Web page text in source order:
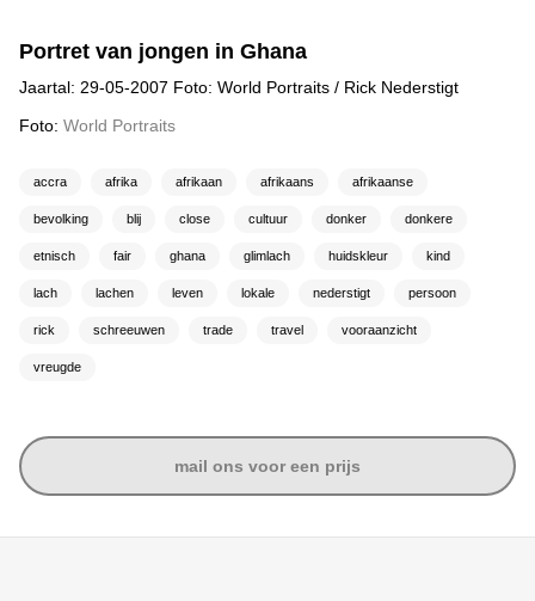
Portret van jongen in Ghana
Jaartal: 29-05-2007 Foto: World Portraits / Rick Nederstigt
Foto: World Portraits
accra afrika afrikaan afrikaans afrikaanse
bevolking blij close cultuur donker donkere
etnisch fair ghana glimlach huidskleur kind
lach lachen leven lokale nederstigt persoon
rick schreeuwen trade travel vooraanzicht
vreugde
mail ons voor een prijs